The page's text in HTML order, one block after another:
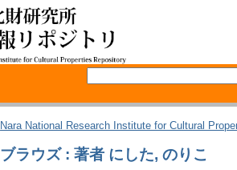
Nara National Research Institute for Cultural
ブラウズ : 著者 にした, のりこ